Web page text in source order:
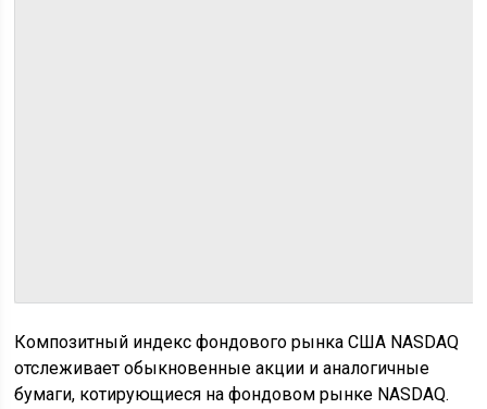
Композитный индекс фондового рынка США NASDAQ
отслеживает обыкновенные акции и аналогичные
бумаги, котирующиеся на фондовом рынке NASDAQ.